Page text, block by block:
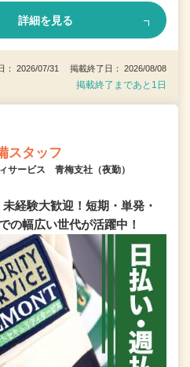
詳細を見る
： 2026/07/31 掲載終了日： 2026/08/08
掲載終了まであと1日
スタッフ
サービス 青梅支社（夜勤）
経験大歓迎！短期・単発・
の幅広い世代が活躍中！